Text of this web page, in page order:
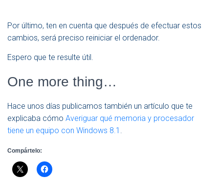
Por último, ten en cuenta que después de efectuar estos
cambios, será preciso reiniciar el ordenador.
Espero que te resulte útil.
One more thing…
Hace unos días publicamos también un artículo que te
explicaba cómo Averiguar qué memoria y procesador
tiene un equipo con Windows 8.1
Compártelo: